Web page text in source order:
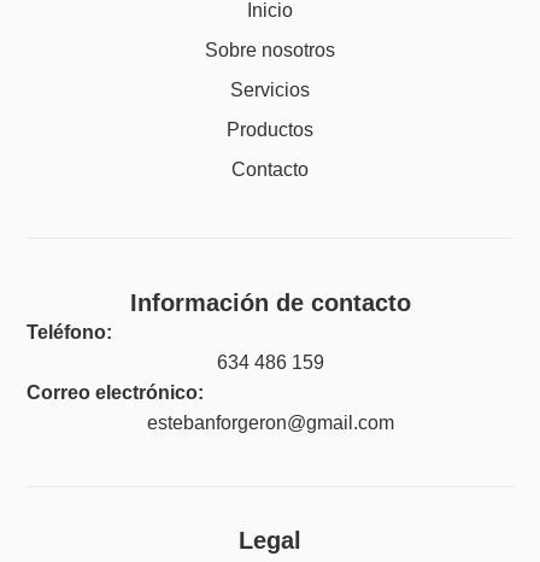
Inicio
Sobre nosotros
Servicios
Productos
Contacto
Información de contacto
Teléfono:
634 486 159
Correo electrónico:
estebanforgeron@gmail.com
Legal